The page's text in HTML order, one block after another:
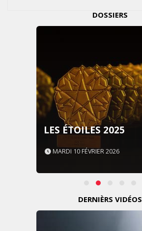
DOSSIERS
LES ÉTOILES 2025
MARDI 10 FÉVRIER 2026
DERNIÈRS VIDÉOS